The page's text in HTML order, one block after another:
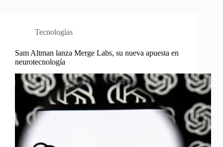
Tecnologías
Sam Altman lanza Merge Labs, su nueva apuesta en
neurotecnología